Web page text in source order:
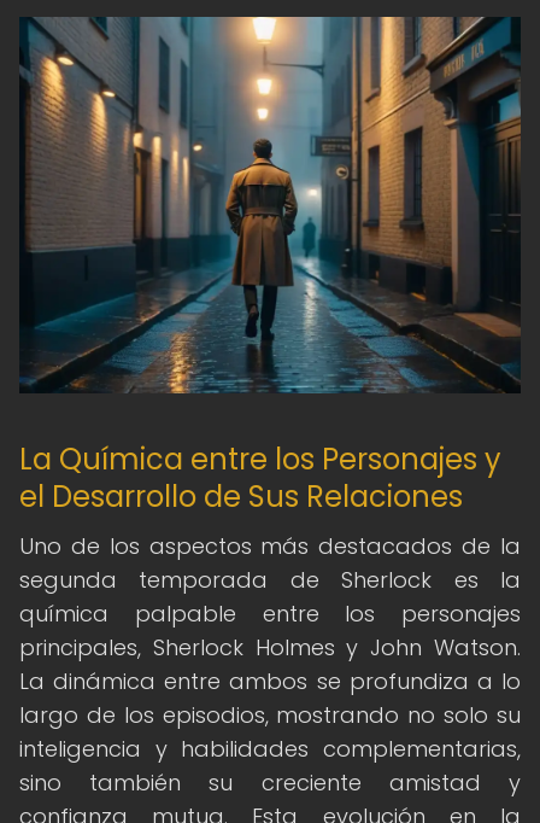
La Química entre los Personajes y
el Desarrollo de Sus Relaciones
Uno de los aspectos más destacados de la
segunda temporada de Sherlock es la
química palpable entre los personajes
principales, Sherlock Holmes y John Watson.
La dinámica entre ambos se profundiza a lo
largo de los episodios, mostrando no solo su
inteligencia y habilidades complementarias,
sino también su creciente amistad y
confianza mutua. Esta evolución en la